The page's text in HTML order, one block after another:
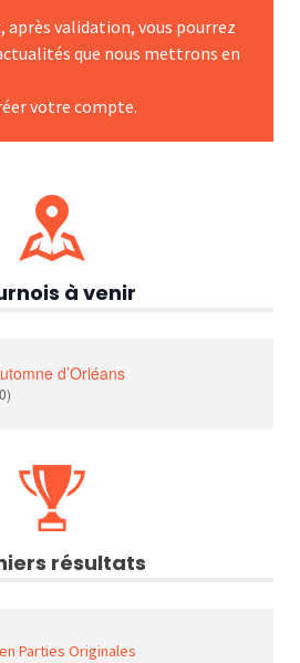
après validation, vous pourrez
que nous mettrons en
votre compte.
à venir
d’Orléans
résultats
Parties Originales